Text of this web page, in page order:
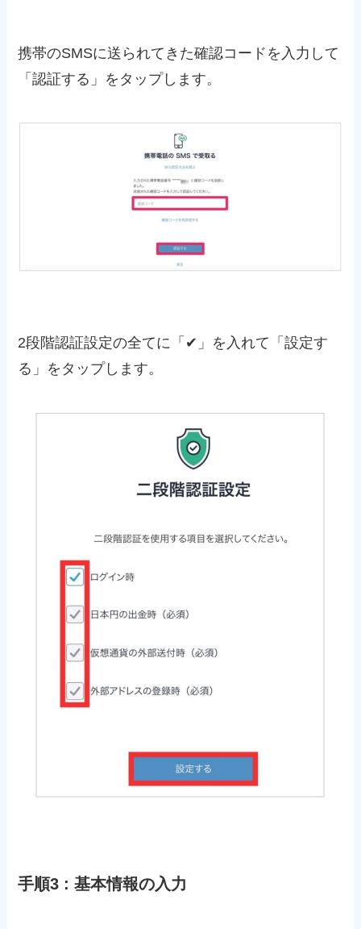
携帯のSMSに送られてきた確認コードを入力して
「認証する」をタップします。
2段階認証設定の全てに「✔︎」を入れて「設定す
る」をタップします。
手順3 : 基本情報の入力